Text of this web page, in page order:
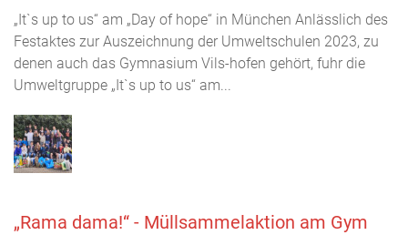
„It`s up to us“ am „Day of hope“ in München Anlässlich des
Festaktes zur Auszeichnung der Umweltschulen 2023, zu
denen auch das Gymnasium Vils-hofen gehört, fuhr die
Umweltgruppe „It`s up to us“ am...
„Rama dama!“ - Müllsammelaktion am Gym